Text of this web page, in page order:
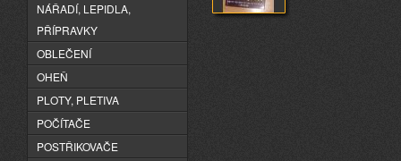
NÁŘADÍ, LEPIDLA,
PŘÍPRAVKY
OBLEČENÍ
OHEŇ
PLOTY, PLETIVA
POČÍTAČE
POSTŘIKOVAČE